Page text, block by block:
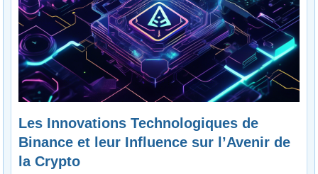
Les Innovations Technologiques de
Binance et leur Influence sur l’Avenir de
la Crypto